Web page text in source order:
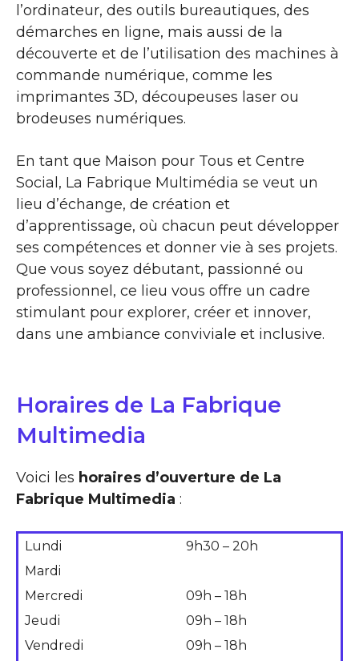
l’ordinateur, des outils bureautiques, des
démarches en ligne, mais aussi de la
découverte et de l’utilisation des machines à
commande numérique, comme les
imprimantes 3D, découpeuses laser ou
brodeuses numériques.
En tant que Maison pour Tous et Centre
Social, La Fabrique Multimédia se veut un
lieu d’échange, de création et
d’apprentissage, où chacun peut développer
ses compétences et donner vie à ses projets.
Que vous soyez débutant, passionné ou
professionnel, ce lieu vous offre un cadre
stimulant pour explorer, créer et innover,
dans une ambiance conviviale et inclusive.
Horaires de La Fabrique
Multimedia
Voici les horaires d’ouverture de La
Fabrique Multimedia :
Lundi
9h30 – 20h
Mardi
Mercredi
09h – 18h
Jeudi
09h – 18h
Vendredi
09h – 18h